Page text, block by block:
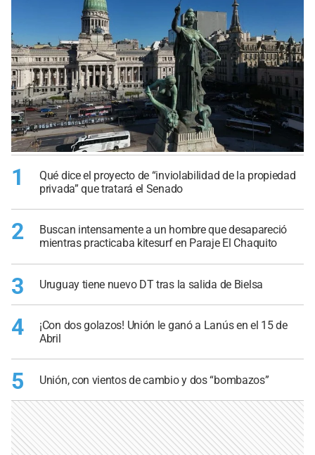
1
Qué dice el proyecto de “inviolabilidad de la propiedad
privada” que tratará el Senado
2
Buscan intensamente a un hombre que desapareció
mientras practicaba kitesurf en Paraje El Chaquito
3 Uruguay tiene nuevo DT tras la salida de Bielsa
4
¡Con dos golazos! Unión le ganó a Lanús en el 15 de
Abril
5 Unión, con vientos de cambio y dos “bombazos”